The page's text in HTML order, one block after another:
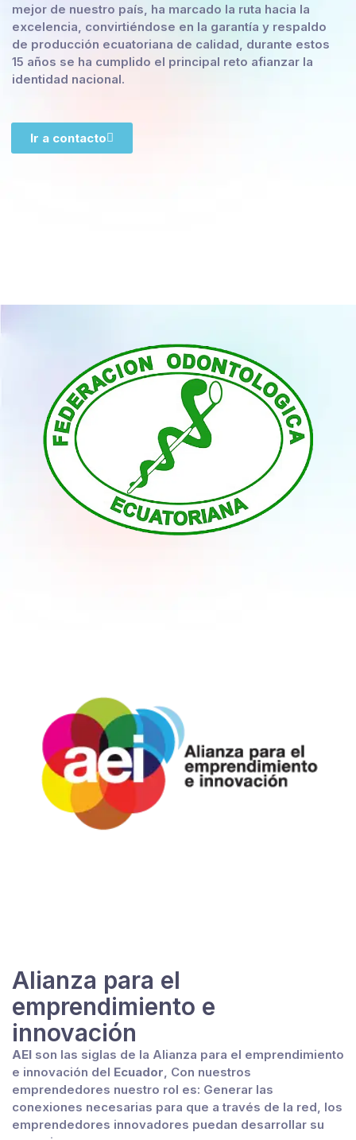
mejor de nuestro país, ha marcado la ruta hacia la
excelencia, convirtiéndose en la garantía y respaldo
de producción ecuatoriana de calidad, durante estos
15 años se ha cumplido el principal reto afianzar la
identidad nacional.
Ir a contacto
Alianza para el
emprendimiento e
innovación
AEI son las siglas de la Alianza para el emprendimiento
e innovación del Ecuador, Con nuestros
emprendedores nuestro rol es: Generar las
conexiones necesarias para que a través de la red, los
emprendedores innovadores puedan desarrollar su